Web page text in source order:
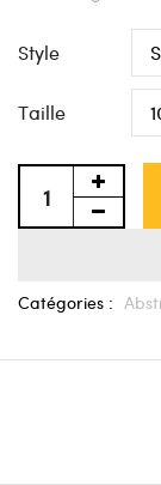
Style
Taille
Catégories :